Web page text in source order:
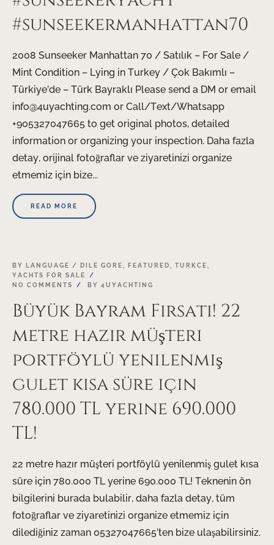
#sunseekermanhattan70
2008 Sunseeker Manhattan 70 / Satılık – For Sale /
Mint Condition – Lying in Turkey / Çok Bakımlı –
Türkiye’de – Türk Bayraklı Please send a DM or email
info@4uyachting.com or Call/Text/Whatsapp
+905327047665 to get original photos, detailed
information or organizing your inspection. Daha fazla
detay, orijinal fotoğraflar ve ziyaretinizi organize
etmemiz için bize...
READ MORE
26
MAY
BY LANGUAGE / DILE GORE FEATURED TURKCE
YACHTS FOR SALE
NO COMMENTS
BY 4UYACHTING
Büyük Bayram Fırsatı! 22
metre hazır müşteri
portföylü yenilenmiş
gulet kısa süre için
780.000 TL yerine 690.000
TL!
22 metre hazır müşteri portföylü yenilenmiş gulet kısa
süre için 780.000 TL yerine 690.000 TL! Teknenin ön
bilgilerini burada bulabilir, daha fazla detay, tüm
fotoğraflar ve ziyaretinizi organize etmemiz için
dilediğiniz zaman 05327047665’ten bize ulaşabilirsiniz.